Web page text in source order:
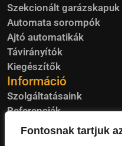
Fontosnak tartjuk
Szekcionált garázskapuk
Automata sorompók
Ajtó automatikák
Távirányítók
Kiegészítők
Információ
Szolgáltatásaink
Referenciák
Blog